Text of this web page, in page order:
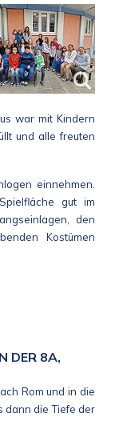
war mit Kindern
und alle freuten
einnehmen.
gut im
den
Kostümen
DER 8A,
Rom und in die
dann die Tiefe der